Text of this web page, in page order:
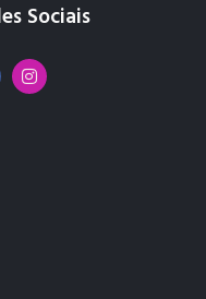
Sociais